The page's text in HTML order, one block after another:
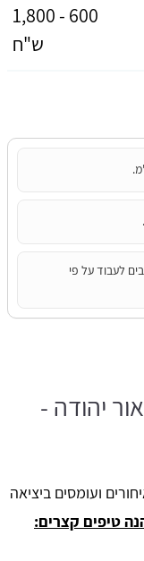
600 - 1,800
ש"ח
לעבוד על פי
יהודה -
ועומסים ביציאה
טיפים קצרים: